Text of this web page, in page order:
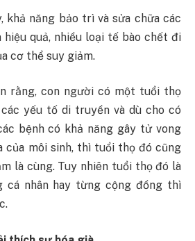
khả năng bảo trì và sửa chữa các
hiệu quả, nhiều loại tế bào chết đi
cơ thể suy giảm.
rằng, con người có một tuổi thọ
yếu tố di truyền và dù cho có
bệnh có khả năng gây tử vong
của môi sinh, thì tuổi thọ đó cũng
là cùng. Tuy nhiên tuổi thọ đó là
cá nhân hay từng cộng đồng thì